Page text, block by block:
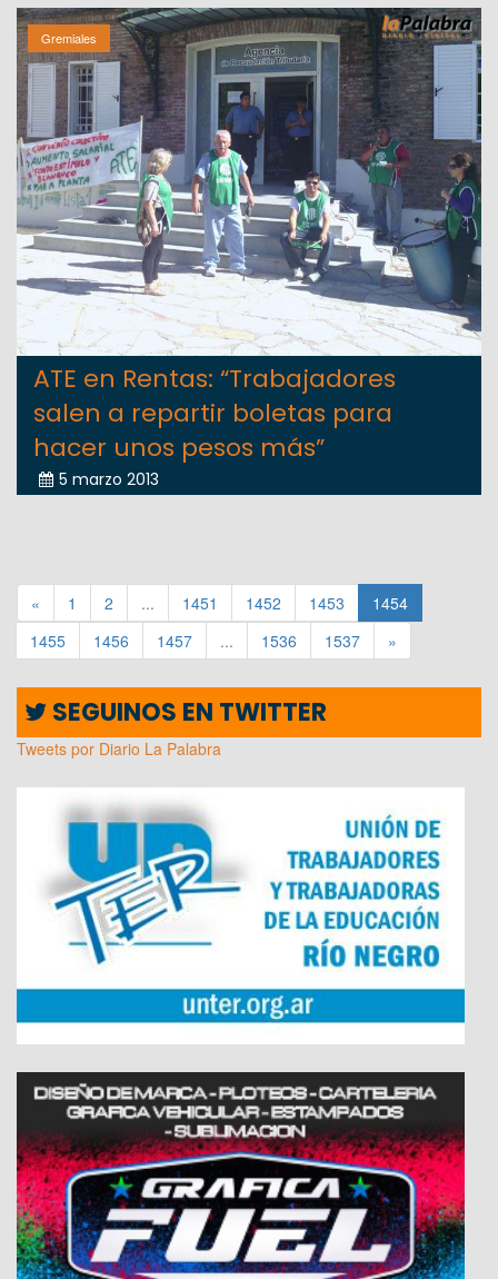
Gremiales
ATE en Rentas: “Trabajadores
salen a repartir boletas para
hacer unos pesos más”
5 marzo 2013
« 1 2 ... 1451 1452 1453
1454
1455
1456 1457 ... 1536 1537 »
SEGUINOS EN TWITTER
Tweets por Diario La Palabra